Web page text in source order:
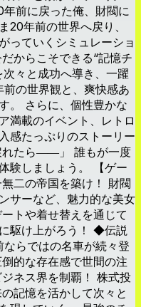
前に戻った俺、財閥に
20年前の世界へ戻り、
っていくシミュレーショ
からこそできる“記憶チ
々と成功へ導き、一躍
の世界観と、爽快感あ
。 さらに、個性豊かな
満載のイベント、レトロ
感たっぷりのストーリー
れたら――」 誰もが一度
験しましょう。 【ゲー
二の帝国を築け！ 財閥
サーなど、魅力的な美女
トや着せ替えを通じて
駆け上がろう！ ◆伝説
らではの名車が続々登
的な存在感で世間の注
ネス界を制覇！ 株式投
記憶を活かして次々と